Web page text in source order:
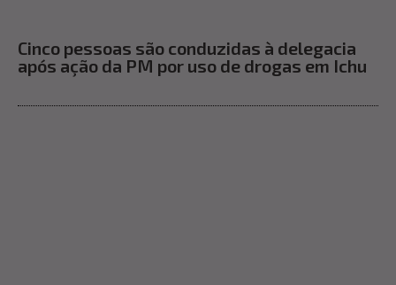
Cinco pessoas são conduzidas à delegacia
após ação da PM por uso de drogas em Ichu